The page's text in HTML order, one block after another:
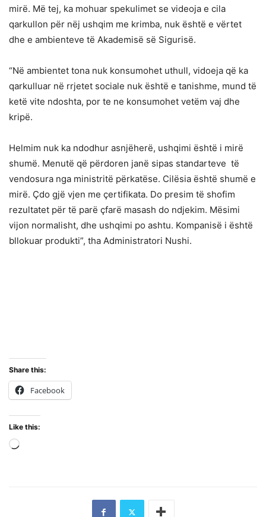
mirë. Më tej, ka mohuar spekulimet se videoja e cila
qarkullon për nëj ushqim me krimba, nuk është e vërtet
dhe e ambienteve të Akademisë së Sigurisë.
“Në ambientet tona nuk konsumohet uthull, vidoeja që ka
qarkulluar në rrjetet sociale nuk është e tanishme, mund të
ketë vite ndoshta, por te ne konsumohet vetëm vaj dhe
kripë.
Helmim nuk ka ndodhur asnjëherë, ushqimi është i mirë
shumë. Menutë që përdoren janë sipas standarteve të
vendosura nga ministritë përkatëse. Cilësia është shumë e
mirë. Çdo gjë vjen me çertifikata. Do presim të shofim
rezultatet për të parë çfarë masash do ndjekim. Mësimi
vijon normalisht, dhe ushqimi po ashtu. Kompanisë i është
bllokuar produkti”, tha Administratori Nushi.
Share this:
Facebook
Like this: